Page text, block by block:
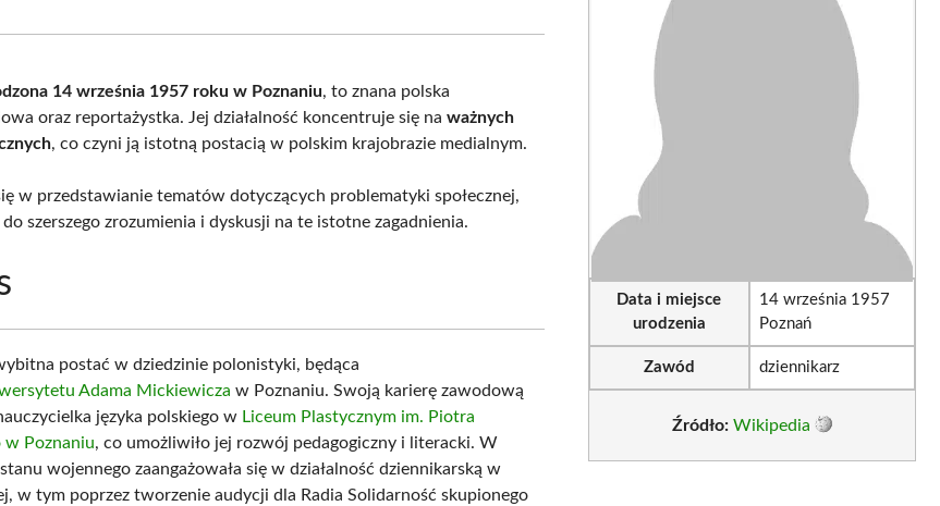
(Twitter)
14 września 1957 roku w Poznaniu, to znana polska
oraz reportażystka. Jej działalność koncentruje się naważnych
, co czyni ją istotną postacią w polskim krajobrazie medialnym.
w przedstawianie tematów dotyczących problematyki społecznej,
szerszego zrozumienia i dyskusji na te istotne zagadnienia.
postać w dziedzinie polonistyki, będąca
Adama Mickiewicza w Poznaniu. Swoją karierę zawodową
języka polskiego w Liceum Plastycznym im. Piotra
Poznaniu, co umożliwiło jej rozwój pedagogiczny i literacki. W
wojennego zaangażowała się w działalność dziennikarską w
w tym poprzez tworzenie audycji dla Radia Solidarność skupionego
Data i miejsce
urodzenia
14 września 1957
Poznań
Zawód dziennikarz
Źródło: Wikipedia